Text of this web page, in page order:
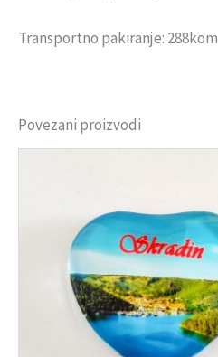
Transportno pakiranje: 288kom
Povezani proizvodi